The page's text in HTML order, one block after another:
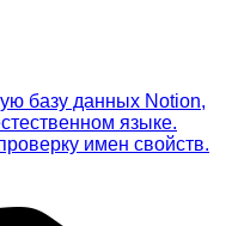
базу данных Notion,
языке.
имен свойств.